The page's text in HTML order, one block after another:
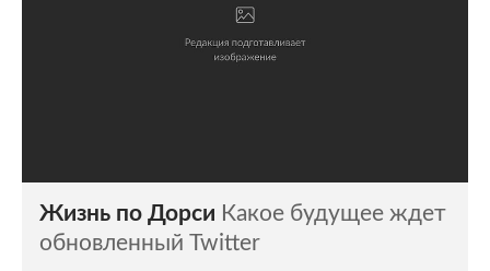
Жизнь по Дорси Какое будущее ждет
обновленный Twitter